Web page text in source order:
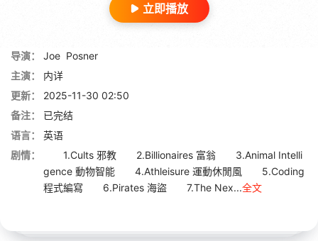
立即播放
导演： Joe Posner
主演：
内详
更新：
2025-11-30 02:50
备注：
已完结
语言：
英语
剧情：
1.Cults 邪教 2.Billionaires 富翁 3.Animal Intelli
gence 動物智能 4.Athleisure 運動休閒風 5.Coding
程式編寫 6.Pirates 海盜 7.The Nex...全文